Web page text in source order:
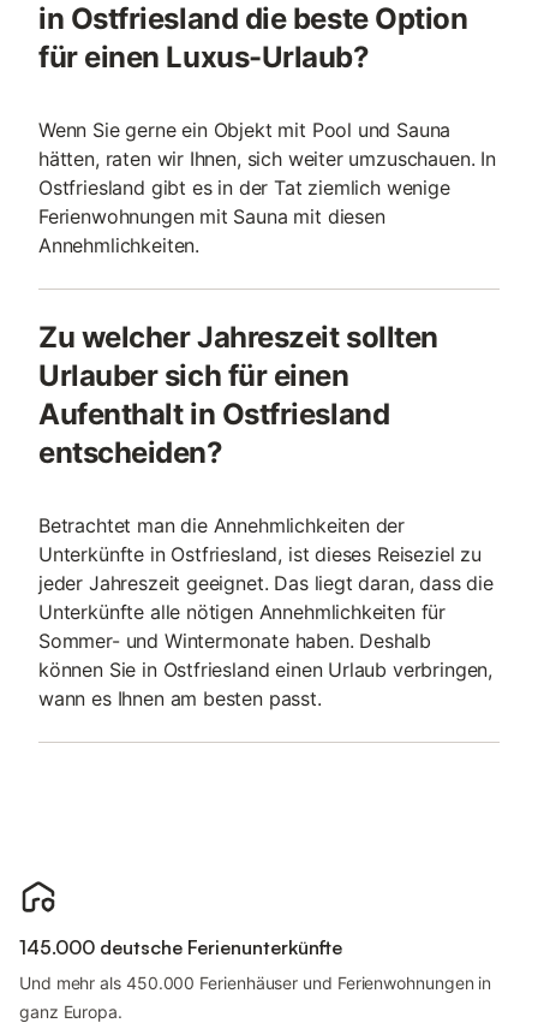
in Ostfriesland die beste Option
für einen Luxus-Urlaub?
Wenn Sie gerne ein Objekt mit Pool und Sauna
hätten, raten wir Ihnen, sich weiter umzuschauen. In
Ostfriesland gibt es in der Tat ziemlich wenige
Ferienwohnungen mit Sauna mit diesen
Annehmlichkeiten.
Zu welcher Jahreszeit sollten
Urlauber sich für einen
Aufenthalt in Ostfriesland
entscheiden?
Betrachtet man die Annehmlichkeiten der
Unterkünfte in Ostfriesland, ist dieses Reiseziel zu
jeder Jahreszeit geeignet. Das liegt daran, dass die
Unterkünfte alle nötigen Annehmlichkeiten für
Sommer- und Wintermonate haben. Deshalb
können Sie in Ostfriesland einen Urlaub verbringen,
wann es Ihnen am besten passt.
145.000 deutsche Ferienunterkünfte
Und mehr als 450.000 Ferienhäuser und Ferienwohnungen in
ganz Europa.